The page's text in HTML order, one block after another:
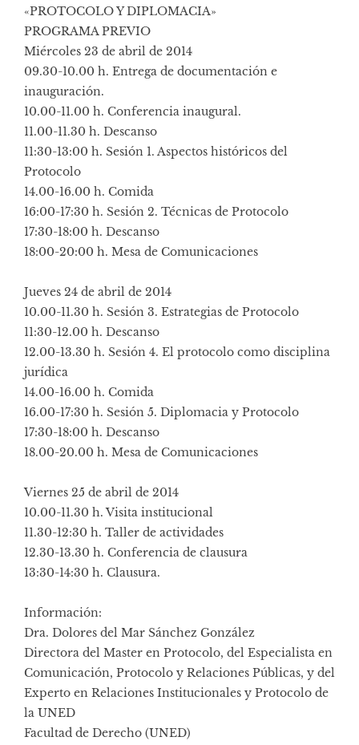
«PROTOCOLO Y DIPLOMACIA»
PROGRAMA PREVIO
Miércoles 23 de abril de 2014
09.30-10.00 h. Entrega de documentación e
inauguración.
10.00-11.00 h. Conferencia inaugural.
11.00-11.30 h. Descanso
11:30-13:00 h. Sesión 1. Aspectos históricos del
Protocolo
14.00-16.00 h. Comida
16:00-17:30 h. Sesión 2. Técnicas de Protocolo
17:30-18:00 h. Descanso
18:00-20:00 h. Mesa de Comunicaciones
Jueves 24 de abril de 2014
10.00-11.30 h. Sesión 3. Estrategias de Protocolo
11:30-12.00 h. Descanso
12.00-13.30 h. Sesión 4. El protocolo como disciplina
jurídica
14.00-16.00 h. Comida
16.00-17:30 h. Sesión 5. Diplomacia y Protocolo
17:30-18:00 h. Descanso
18.00-20.00 h. Mesa de Comunicaciones
Viernes 25 de abril de 2014
10.00-11.30 h. Visita institucional
11.30-12:30 h. Taller de actividades
12.30-13.30 h. Conferencia de clausura
13:30-14:30 h. Clausura.
Información:
Dra. Dolores del Mar Sánchez González
Directora del Master en Protocolo, del Especialista en
Comunicación, Protocolo y Relaciones Públicas, y del
Experto en Relaciones Institucionales y Protocolo de
la UNED
Facultad de Derecho (UNED)